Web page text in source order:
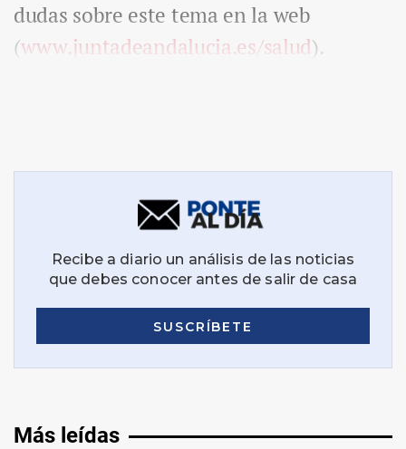
dudas sobre este tema en la web
(www.juntadeandalucia.es/salud).
Más leídas